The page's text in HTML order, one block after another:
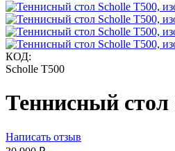
КОД:
Scholle Т500
Теннисный стол
Написать отзыв